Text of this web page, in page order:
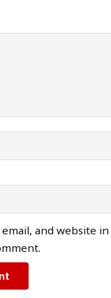
email, and website